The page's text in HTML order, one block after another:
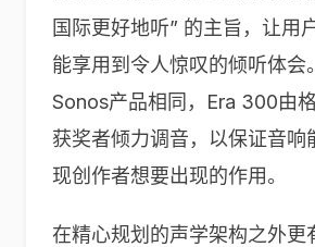
国际更好地听” 的主旨，让用
能享用到令人惊叹的倾听体会
Sonos产品相同，Era 300由
获奖者倾力调音，以保证音响
现创作者想要出现的作用。
在精心规划的声学架构之外更